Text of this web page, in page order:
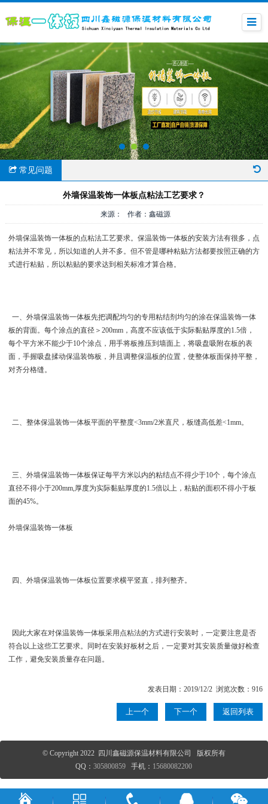
常见问题
外墙保温装饰一体板点粘法工艺要求？
来源： 作者：鑫磁源
外墙保温装饰一体板的点粘法工艺要求。保温装饰一体板的安装方法有很多，点
粘法并不常见，所以知道的人并不多。但不管是哪种粘贴方法都要按照正确的方
式进行粘贴，所以粘贴的要求达到相关标准才算合格。
一、 外墙保温装饰一体板先把调配均匀的专用粘结剂均匀的涂在保温装饰一体
板的背面。每个涂点的直径＞200mm，高度不应该低于实际黏贴厚度的1.5倍，
每个平方米不能少于10个涂点，用手将板推压到墙面上，将吸盘吸附在板的表
面，手握吸盘揉动保温装饰板，并且调整保温板的位置，使整体板面保持平整，
对齐分格缝。
二、整体保温装饰一体板平面的平整度<3mm/2米直尺，板缝高低差<1mm。
三、 外墙保温装饰一体板保证每平方米以内的粘结点不得少于10个，每个涂点
直径不得小于200mm,厚度为实际黏贴厚度的1.5倍以上，粘贴的面积不得小于板
面的45%。
外墙保温装饰一体板
四、 外墙保温装饰一体板位置要求横平竖直，排列整齐。
因此大家在对保温装饰一体板采用点粘法的方式进行安装时，一定要注意是否
符合以上这些工艺要求。同时在安装好板材之后，一定要对其安装质量做好检查
工作，避免安装质量存在问题。
发表日期：2019/12/2 浏览次数：916
上一个 下一个 返回列表
© Copyright 2022 四川鑫磁源保温材料有限公司 版权所有
QQ：305800859 手机： 15680082200